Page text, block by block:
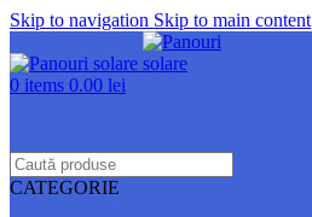
Skip to navigation Skip to main content
0 items 0.00 lei
CATEGORIE